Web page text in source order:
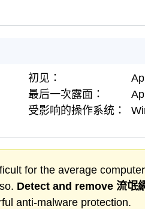
初见：
最后一次露面：
受影响的操作系统：
for the average
Detect and remove 流氓
anti-malware protection.